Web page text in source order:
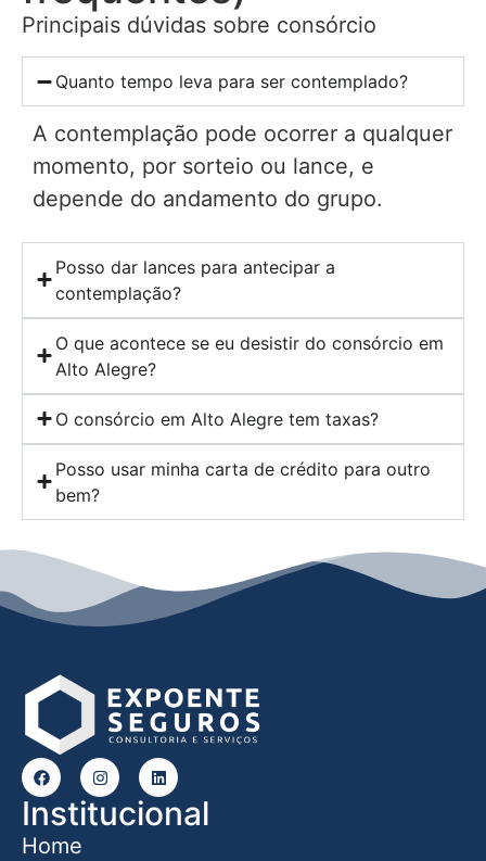
Principais dúvidas sobre consórcio
Quanto tempo leva para ser contemplado?
A contemplação pode ocorrer a qualquer
momento, por sorteio ou lance, e
depende do andamento do grupo.
Posso dar lances para antecipar a
contemplação?
O que acontece se eu desistir do consórcio em
Alto Alegre?
O consórcio em Alto Alegre tem taxas?
Posso usar minha carta de crédito para outro
bem?
Institucional
Home